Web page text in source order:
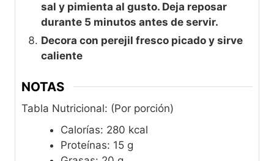
sal y pimienta al gusto. Deja reposar
durante 5 minutos antes de servir.
Decora con perejil fresco picado y sirve
caliente
NOTAS
Tabla Nutricional: (Por porción)
Calorías: 280 kcal
Proteínas: 15 g